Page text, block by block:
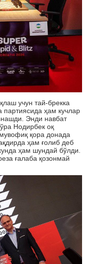
учун тай-брекка
партиясида ҳам кучлар
Энди навбат
Нодирбек оқ
қора донада
ҳам ғолиб деб
ҳам шундай бўлди.
ғалаба қозонмай